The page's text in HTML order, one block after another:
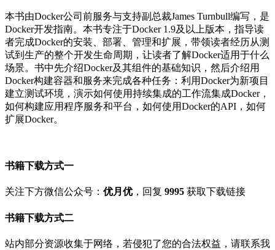
本书由Docker公司前服务与支持副总裁James Turnbull编写，是
Docker开发指南。本书专注于Docker 1.9及以上版本，指导读
者完成Docker的安装、部署、管理和扩展，带领读者经历从测
试到生产的整个开发生命周期，让读者了解Docker适用于什么
场景。书中先介绍Docker及其组件的基础知识，然后介绍用
Docker构建容器和服务来完成各种任务：利用Docker为新项目
建立测试环境，演示如何使用持续集成的工作流集成Docker，
如何构建应用程序服务和平台，如何使用Docker的API，如何
扩展Docker。
书籍下载方式一
关注下方微信公众号： 优月优，回复 9995 获取下载链接
书籍下载方式二
站内部分资源收集于网络，若侵犯了您的合法权益，请联系我